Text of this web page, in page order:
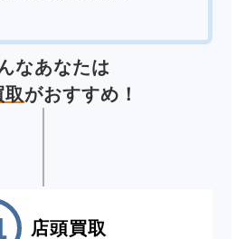
なあなたは
取がおすすめ！
店頭買取